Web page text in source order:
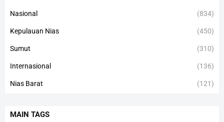
Nasional (834)
Kepulauan Nias (450)
Sumut (310)
Internasional (136)
Nias Barat (121)
MAIN TAGS